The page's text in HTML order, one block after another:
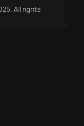
All rights